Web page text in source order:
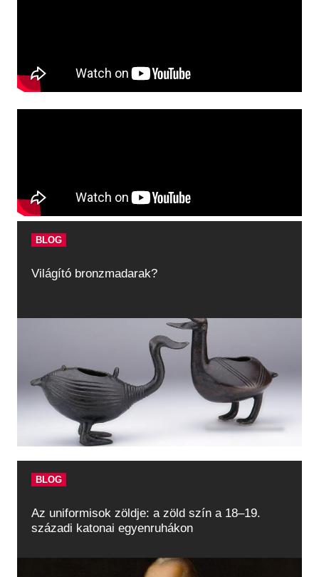
BLOG
Világító bronzmadarak?
BLOG
Az uniformisok zöldje: a zöld szín a 18–19.
századi katonai egyenruhákon